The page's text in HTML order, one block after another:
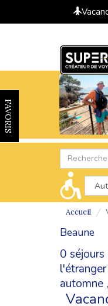
FAVORIS
Accueil
Beaune
0
l'étranger
automne ,